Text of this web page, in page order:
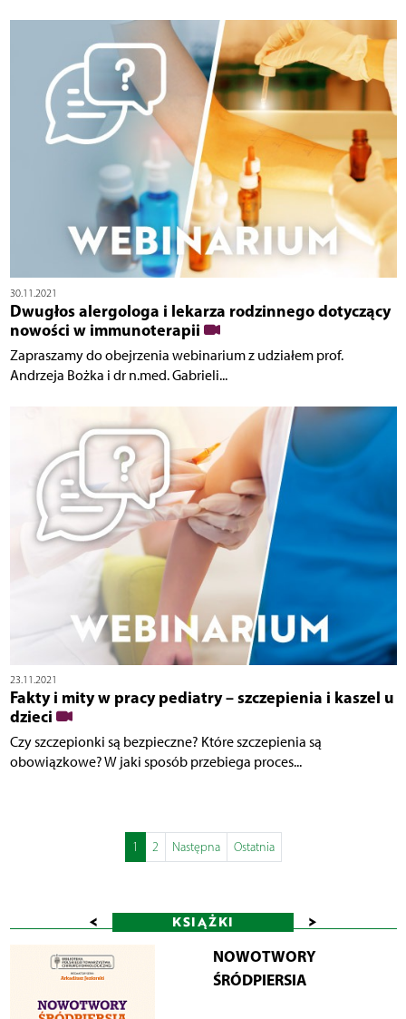
30.11.2021
Dwugłos alergologa i lekarza rodzinnego dotyczący
nowości w immunoterapii
Zapraszamy do obejrzenia webinarium z udziałem prof.
Andrzeja Bożka i dr n.med. Gabrieli...
23.11.2021
Fakty i mity w pracy pediatry – szczepienia i kaszel u
dzieci
Czy szczepionki są bezpieczne? Które szczepienia są
obowiązkowe? W jaki sposób przebiega proces...
1 2 Następna Ostatnia
< KSIĄŻKI >
NOWOTWORY
ŚRÓDPIERSIA